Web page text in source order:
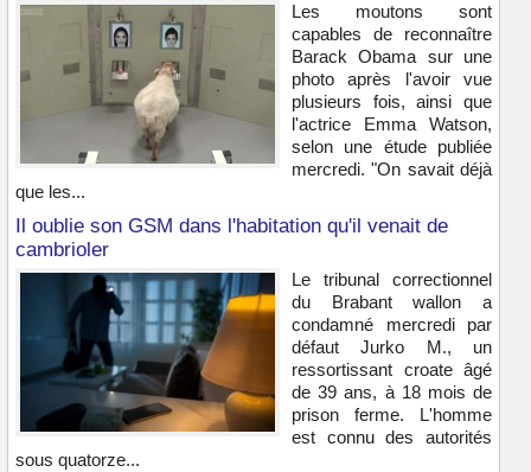
Les moutons sont
capables de reconnaître
Barack Obama sur une
photo après l'avoir vue
plusieurs fois, ainsi que
l'actrice Emma Watson,
selon une étude publiée
mercredi. "On savait déjà
que les...
Il oublie son GSM dans l'habitation qu'il venait de
cambrioler
Le tribunal correctionnel
du Brabant wallon a
condamné mercredi par
défaut Jurko M., un
ressortissant croate âgé
de 39 ans, à 18 mois de
prison ferme. L'homme
est connu des autorités
sous quatorze...